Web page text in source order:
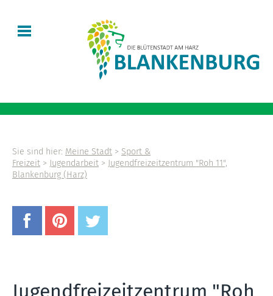
Sie sind hier: Meine Stadt > Sport &
Freizeit > Jugendarbeit > Jugendfreizeitzentrum "Roh 11",
Blankenburg (Harz)
Jugendfreizeitzentrum "Roh